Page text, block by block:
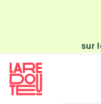
sur